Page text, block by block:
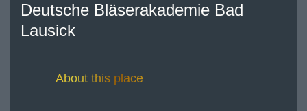
Deutsche Bläserakademie Bad
Lausick
About this place